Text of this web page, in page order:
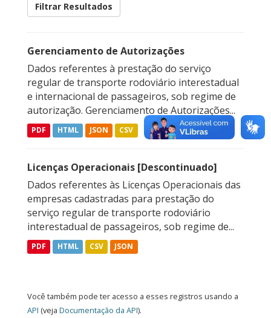
Filtrar Resultados
Gerenciamento de Autorizações
Dados referentes à prestação do serviço
regular de transporte rodoviário interestadual
e internacional de passageiros, sob regime de
autorização. Gerenciamento de Autorizações...
PDF HTML JSON CSV
Licenças Operacionais [Descontinuado]
Dados referentes às Licenças Operacionais das
empresas cadastradas para prestação do
serviço regular de transporte rodoviário
interestadual de passageiros, sob regime de...
PDF HTML CSV JSON
Você também pode ter acesso a esses registros usando a
API (veja Documentação da API).